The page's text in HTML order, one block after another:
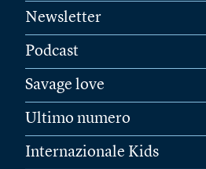
Newsletter
Podcast
Savage love
Ultimo numero
Internazionale Kids